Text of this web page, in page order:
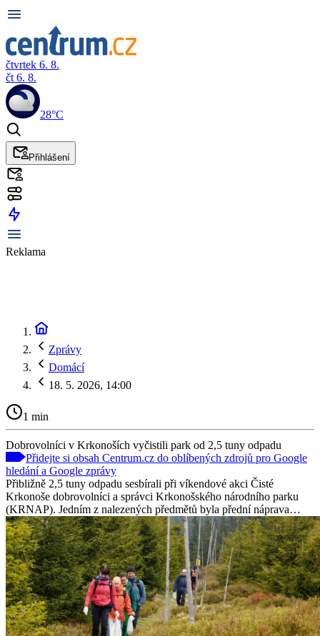
čtvrtek 6. 8.
čt 6. 8.
28°C
Přihlášení
Reklama
Zprávy
Domácí
18. 5. 2026, 14:00
1 min
Dobrovolníci v Krkonoších vyčistili park od 2,5 tuny odpadu
Přidejte si obsah Centrum.cz do oblíbených zdrojů pro Google
hledání a Google zprávy
Přibližně 2,5 tuny odpadu sesbírali při víkendové akci Čisté
Krkonoše dobrovolníci a správci Krkonošského národního parku
(KRNAP). Jedním z nalezených předmětů byla přední náprava…